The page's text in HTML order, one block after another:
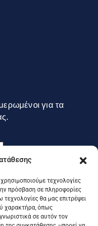
τεχνολογίες
πρόσβαση σε πληροφορίες
θα μας επιτρέψει
χαρακτήρα, όπως
σε αυτόν τον
για τα